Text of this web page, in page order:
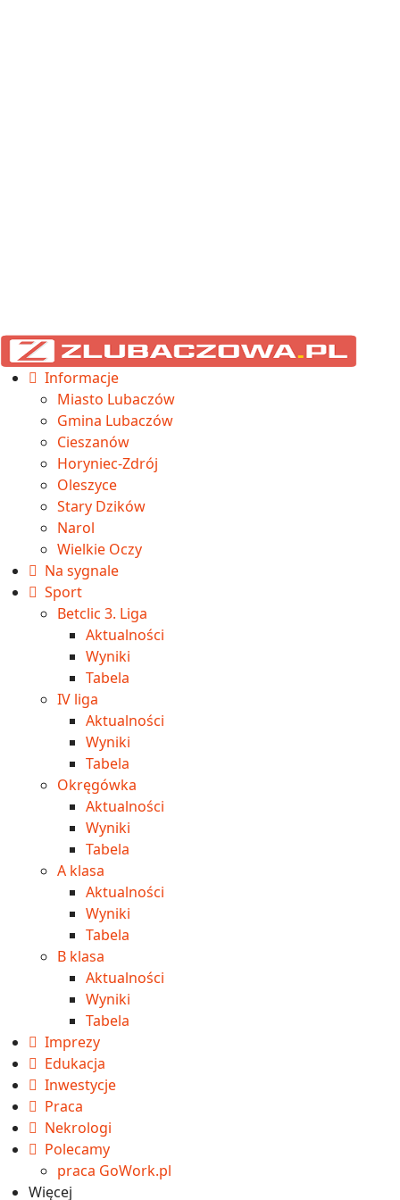
Informacje
Miasto Lubaczów
Gmina Lubaczów
Cieszanów
Horyniec-Zdrój
Oleszyce
Stary Dzików
Narol
Wielkie Oczy
Na sygnale
Sport
Betclic 3. Liga
Aktualności
Wyniki
Tabela
IV liga
Aktualności
Wyniki
Tabela
Okręgówka
Aktualności
Wyniki
Tabela
A klasa
Aktualności
Wyniki
Tabela
B klasa
Aktualności
Wyniki
Tabela
Imprezy
Edukacja
Inwestycje
Praca
Nekrologi
Polecamy
praca GoWork.pl
Więcej